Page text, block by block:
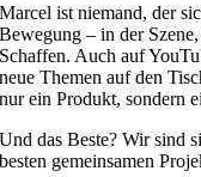
Marcel ist niemand, der
Bewegung – in der
Schaffen. Auch auf
neue Themen auf den
nur ein Produkt, sondern
Und das Beste? Wir sind
besten gemeinsamen